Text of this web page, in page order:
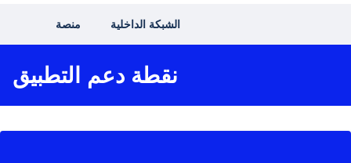
منصة الشبكة الداخلية
نقطة دعم التطبيق